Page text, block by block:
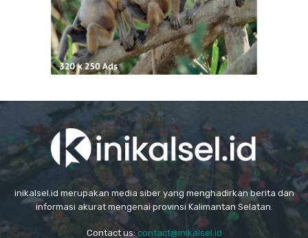
inikalsel.id merupakan media siber yang menghadirkan berita dan
informasi akurat mengenai provinsi Kalimantan Selatan.
Contact us:contact@inikalsel.id